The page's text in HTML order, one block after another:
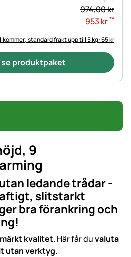
974,00kr
953 kr**
standard frakt upp till 5 kg: 65 kr
se produktpaket
9
ledande trådar -
slitstarkt
bra förankring och
kvalitet. Här får duvaluta
utan verktyg.